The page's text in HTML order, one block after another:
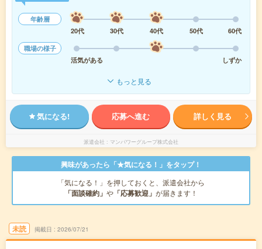
年齢層
20代
30代 40代 50代
60代
職場の様子
活気がある
しずか
もっと見る
気になる! 応募へ進む 詳しく見る
派遣会社 マンパワーグループ株式会社
興味があったら「★気になる！」をタップ！
「気になる！」を押しておくと、派遣会社から
「面談確約」 や 「応募歓迎」 が届きます！
未読 掲載日 2026/07/21